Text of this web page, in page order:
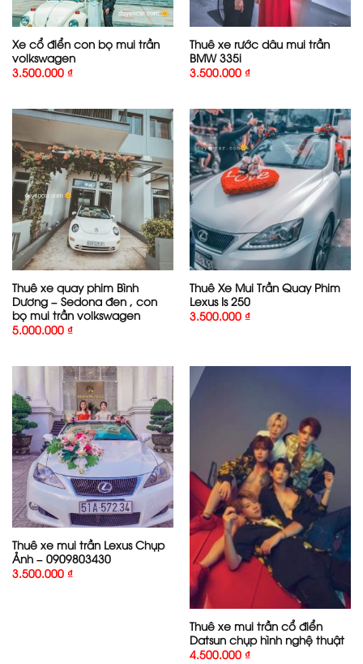
Xe cổ điển con bọ mui trần
volkswagen
3.500.000 ₫
Thuê xe rước dâu mui trần
BMW 335i
3.500.000 ₫
Thuê xe quay phim Bình
Dương – Sedona đen , con
bọ mui trần volkswagen
5.000.000 ₫
Thuê Xe Mui Trần Quay Phim
Lexus Is 250
3.500.000 ₫
Thuê xe mui trần Lexus Chụp
Ảnh – 0909803430
3.500.000 ₫
Thuê xe mui trần cổ điển
Datsun chụp hình nghệ thuật
4.500.000 ₫